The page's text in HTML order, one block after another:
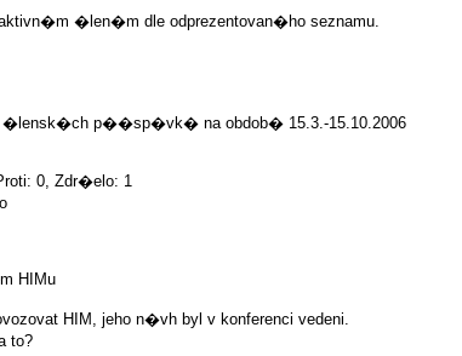
�len�m dle odprezentovan�ho seznamu.
p��sp�vk� na obdob� 15.3.-15.10.2006
0, Zdr�elo: 1
HIMu
HIM, jeho n�vh byl v konferenci vedeni.
to?